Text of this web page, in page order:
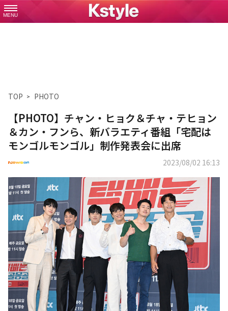
MENU
TOP PHOTO
【PHOTO】チャン・ヒョク＆チャ・テヒョン
＆カン・フンら、新バラエティ番組「宅配は
モンゴルモンゴル」制作発表会に出席
2023/08/02 16:13